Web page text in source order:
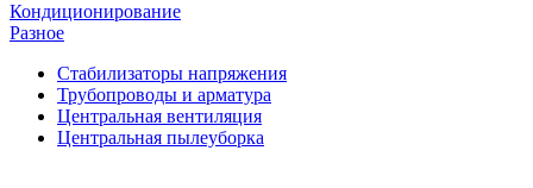
Кондиционирование
Разное
Стабилизаторы напряжения
Трубопроводы и арматура
Центральная вентиляция
Центральная пылеуборка